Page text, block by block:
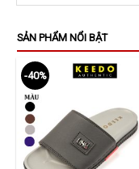
SẢN PHẨM NỔI BẬT
-40%